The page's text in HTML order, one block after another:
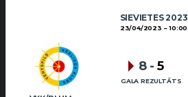
SIEVIETES 2023
23/04/2023 10:00
8 - 5
GALA REZULTĀTS